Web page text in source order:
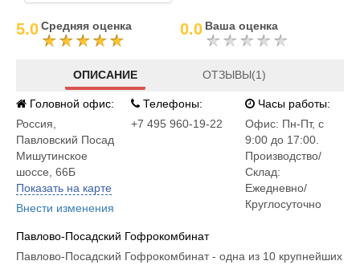
5.0Средняя оценка 0.0 Ваша оценка
ОПИСАНИЕ ОТЗЫВЫ(1)
Головной офис:
Россия
Павловский Посад
Мишутинское
шоссе, 66Б
Показать на карте
Внести изменения
Телефоны:
+7 495 960-19-22
Часы работы:
Офис: Пн-Пт, с
9:00 до 17:00.
Производство/
Склад:
Ежедневно/
Круглосуточно
Павлово-Посадский Гофрокомбинат
Павлово-Посадский Гофрокомбинат - одна из 10 крупнейших